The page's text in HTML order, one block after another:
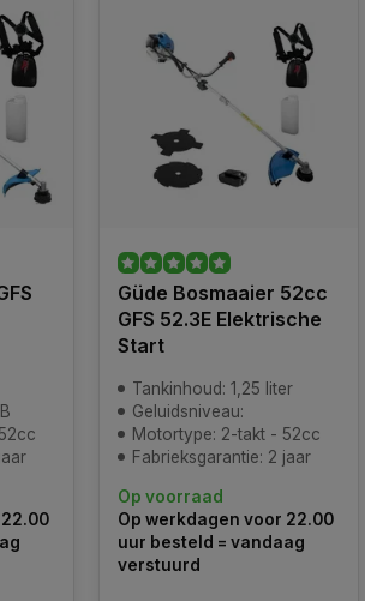
Güde Bosmaaier 52cc
GFS 52.3E Elektrische
Start
Tankinhoud: 1,25 liter
Geluidsniveau:
Motortype: 2-takt - 52cc
Fabrieksgarantie: 2 jaar
Op voorraad
Op werkdagen voor 22.00
uur besteld = vandaag
verstuurd